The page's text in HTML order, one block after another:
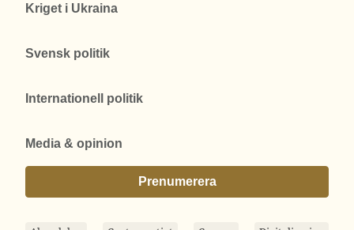
Kriget i Ukraina
Svensk politik
Internationell politik
Media & opinion
Prenumerera